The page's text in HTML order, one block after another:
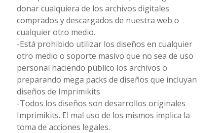
donar cualquiera de los archivos digitales
comprados y descargados de nuestra web o
cualquier otro medio.
-Está prohibido utilizar los diseños en cualquier
otro medio o soporte masivo que no sea de uso
personal haciendo público los archivos o
preparando mega packs de diseños que incluyan
diseños de Imprimikits
-Todos los diseños son desarrollos originales
Imprimikits. El mal uso de los mismos implica la
toma de acciones legales.